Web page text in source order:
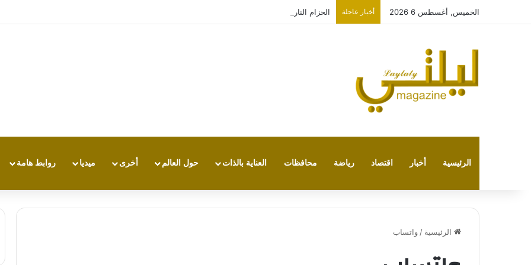
الخميس, أغسطس 6 2026 أخبار عاجلة الحزام الناري… الوعي والوقاية مفتاح الحد من مرض قد تستمر مضاعفاته لسنوات… بالتزامن مع اليوم
الرئيسية أخبار اقتصاد رياضة محافظات العناية بالذات حول العالم أخرى ميديا روابط هامة
الرئيسية / واتساب